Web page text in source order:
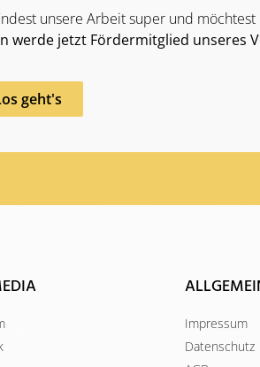
unsere Arbeit super und
werde jetzt Fördermitglied unseres
geht's
Impressum
Datenschutz